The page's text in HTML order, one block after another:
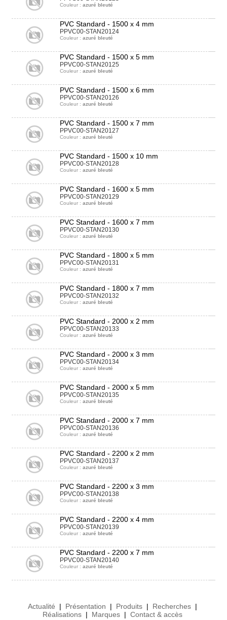
Couleur : azuré bleuté
PVC Standard - 1500 x 4 mm
PPVC00-STAN20124
Couleur : azuré bleuté
PVC Standard - 1500 x 5 mm
PPVC00-STAN20125
Couleur : azuré bleuté
PVC Standard - 1500 x 6 mm
PPVC00-STAN20126
Couleur : azuré bleuté
PVC Standard - 1500 x 7 mm
PPVC00-STAN20127
Couleur : azuré bleuté
PVC Standard - 1500 x 10 mm
PPVC00-STAN20128
Couleur : azuré bleuté
PVC Standard - 1600 x 5 mm
PPVC00-STAN20129
Couleur : azuré bleuté
PVC Standard - 1600 x 7 mm
PPVC00-STAN20130
Couleur : azuré bleuté
PVC Standard - 1800 x 5 mm
PPVC00-STAN20131
Couleur : azuré bleuté
PVC Standard - 1800 x 7 mm
PPVC00-STAN20132
Couleur : azuré bleuté
PVC Standard - 2000 x 2 mm
PPVC00-STAN20133
Couleur : azuré bleuté
PVC Standard - 2000 x 3 mm
PPVC00-STAN20134
Couleur : azuré bleuté
PVC Standard - 2000 x 5 mm
PPVC00-STAN20135
Couleur : azuré bleuté
PVC Standard - 2000 x 7 mm
PPVC00-STAN20136
Couleur : azuré bleuté
PVC Standard - 2200 x 2 mm
PPVC00-STAN20137
Couleur : azuré bleuté
PVC Standard - 2200 x 3 mm
PPVC00-STAN20138
Couleur : azuré bleuté
PVC Standard - 2200 x 4 mm
PPVC00-STAN20139
Couleur : azuré bleuté
PVC Standard - 2200 x 7 mm
PPVC00-STAN20140
Couleur : azuré bleuté
Actualité | Présentation | Produits | Recherches |
Réalisations | Marques | Contact & accès